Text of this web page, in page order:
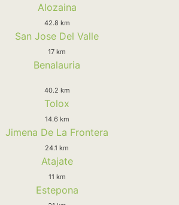
Alozaina
42.8 km
San Jose Del Valle
17 km
Benalauria
40.2 km
Tolox
14.6 km
Jimena De La Frontera
24.1 km
Atajate
11 km
Estepona